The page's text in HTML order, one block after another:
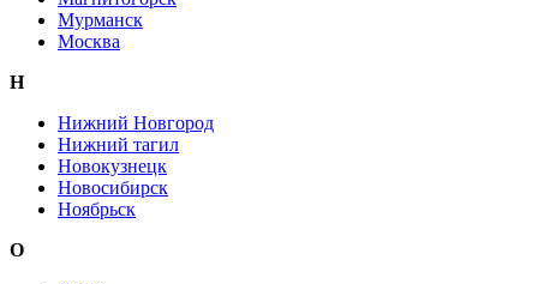
Мурманск
Москва
Н
Нижний Новгород
Нижний тагил
Новокузнецк
Новосибирск
Ноябрьск
О